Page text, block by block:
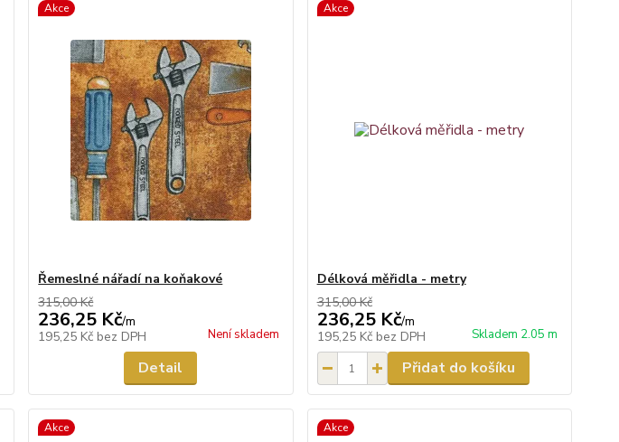
Akce
Řemeslné nářadí na koňakové
315,00 Kč
236,25 Kč/m
195,25 Kč bez DPH Není skladem
Detail
Akce
Délková měřidla - metry
315,00 Kč
236,25 Kč/m
195,25 Kč bez DPH Skladem 2.05 m
Přidat do košíku
Akce Akce